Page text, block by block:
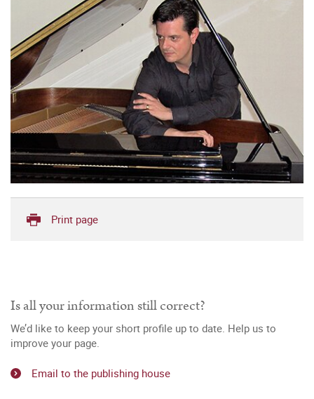
Print page
Is all your information still correct?
We’d like to keep your short profile up to date. Help us to
improve your page.
Email to the publishing house